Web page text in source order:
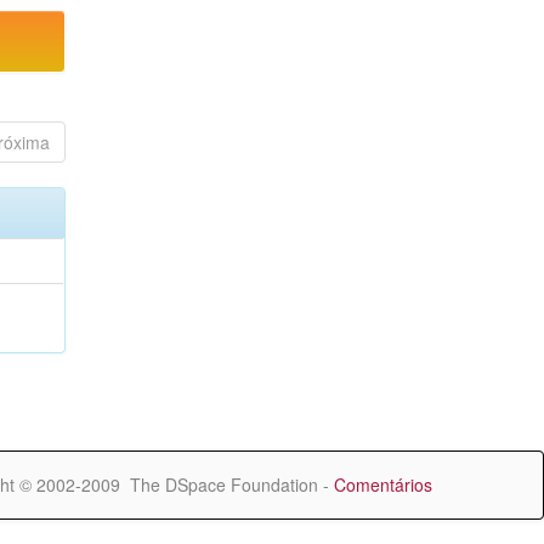
© 2002-2009 The DSpace Foundation - Comentários